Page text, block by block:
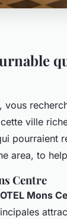
vous
ville
pourraient
area, to
Centre
Mons